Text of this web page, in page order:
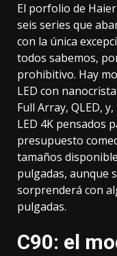
El porfolio de
seis series que
con la única
todos sabemos,
prohibitivo. Hay
LED con
Full Array, QLED,
LED 4K pensados
presupuesto
tamaños
pulgadas, aunque
sorprenderá con
pulgadas.
C90: el